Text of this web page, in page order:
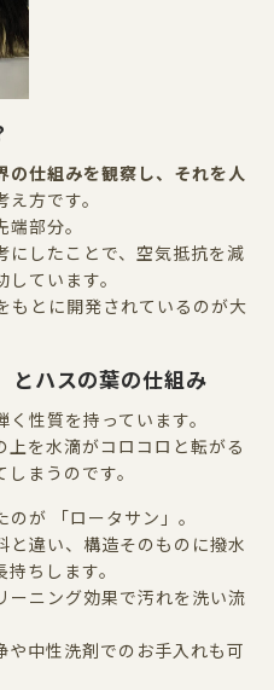
の仕組みを観察し、それを人
え方です。
部分。
にしたことで、空気抵抗を減
ています。
もとに開発されているのが大
とハスの葉の仕組み
性質を持っています。
を水滴がコロコロと転がる
まうのです。
が 「ロータサン」。
と違い、構造そのものに撥水
ちします。
ーニング効果で汚れを洗い流
や中性洗剤でのお手入れも可